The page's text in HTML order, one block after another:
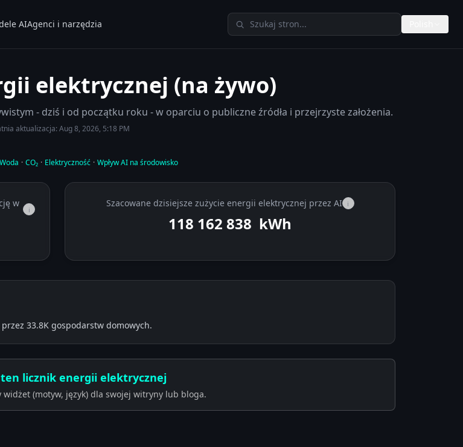
AIAgenci i narzędzia Szukaj w TheAIMeters
elektrycznej (na żywo)
- dziś i od początku roku - w oparciu o publiczne źródła i przejrzyste założenia.
aktualizacja:Aug 8, 2026, 5:18 PM
Woda · CO₂ · Elektryczność · Wpływ AI na środowisko
w
i
Szacowane dzisiejsze zużycie energii elektrycznej przez AI i
118 163 532 kWh
33.8K gospodarstw domowych.
ten licznik energii elektrycznej
(motyw, język) dla swojej witryny lub bloga.